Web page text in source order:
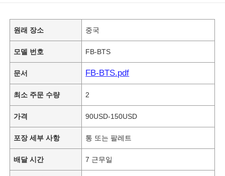
원래 장소 중국
모델 번호 FB-BTS
문서 FB-BTS.pdf
최소 주문 수량 2
가격 90USD-150USD
포장 세부 사항 통 또는 팔레트
배달 시간 7 근무일